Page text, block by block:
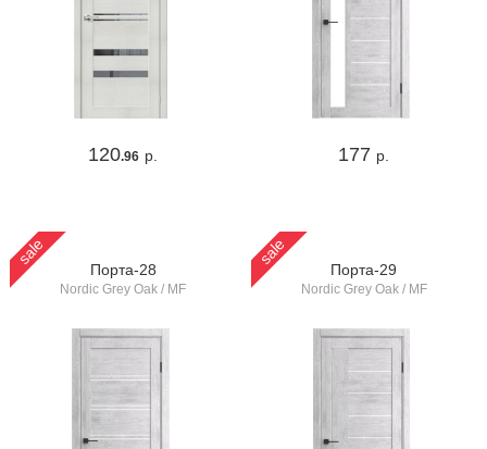
120.96 р. 177 р.
sale
Порта-28
Nordic Grey Oak / MF
sale
Порта-29
Nordic Grey Oak / MF